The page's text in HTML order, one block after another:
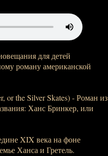
для детей
роману американской
or the Silver Skates) - Роман из
Ханс Бринкер, или
XIX века на фоне
Ханса и Гретель.